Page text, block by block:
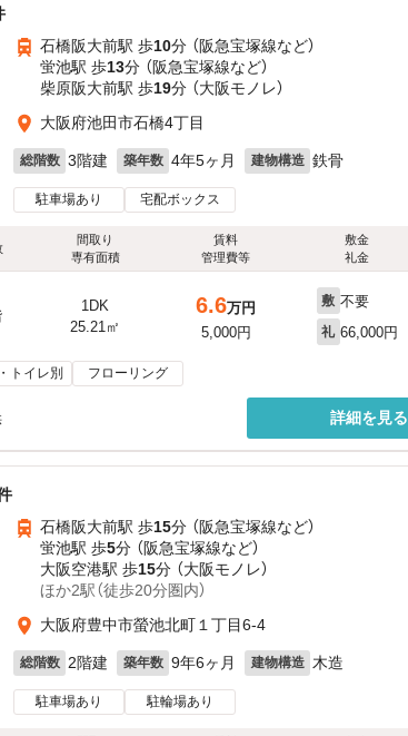
石橋阪大前駅 歩10分 （阪急宝塚線など）
蛍池駅 歩13分 （阪急宝塚線など）
柴原阪大前駅 歩19分 （大阪モノレ）
大阪府池田市石橋4丁目
総階数 3階建 築年数 4年5ヶ月 建物構造 鉄骨
駐車場あり 宅配ボックス
間取り
専有面積
賃料
管理費等
敷金
礼金
1DK
25.21㎡
6.6万円
5,000円
敷 不要
礼 66,000円
トイレ別 フローリング
詳細を見る
石橋阪大前駅 歩15分 （阪急宝塚線など）
蛍池駅 歩5分 （阪急宝塚線など）
大阪空港駅 歩15分 （大阪モノレ）
ほか2駅（徒歩20分圏内）
大阪府豊中市螢池北町１丁目6-4
総階数 2階建 築年数 9年6ヶ月 建物構造 木造
駐車場あり 駐輪場あり